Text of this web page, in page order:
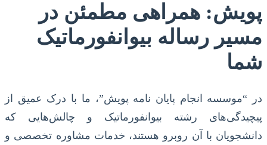
پویش: همراهی مطمئن در
مسیر رساله بیوانفورماتیک
شما
در “موسسه انجام پایان نامه پویش”، ما با درک عمیق از
پیچیدگی‌های رشته بیوانفورماتیک و چالش‌هایی که
دانشجویان با آن روبرو هستند، خدمات مشاوره تخصصی و